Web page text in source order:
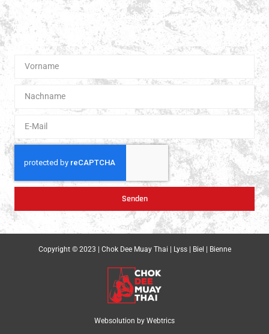
Erhalte 1x pro Quartal unsere News in dein Postfach. Darüber hinaus
teilen wir gerne Spannendes und Lehrreiches aus der Welt des Muay Thai
Boxen.
Senden
Copyright © 2023 | Chok Dee Muay Thai | Lyss | Biel | Bienne
Websolution by Webtrics